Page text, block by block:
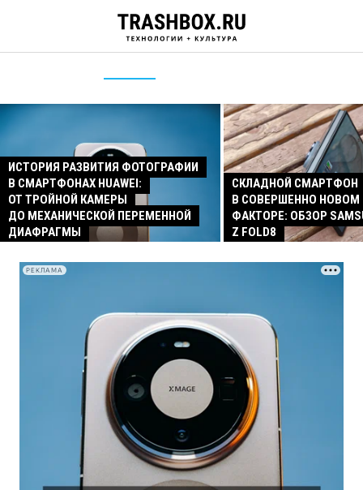
ИСТОРИЯ РАЗВИТИЯ ФОТОГРАФИИ
В СМАРТФОНАХ HUAWEI:
ОТ ТРОЙНОЙ КАМЕРЫ
ДО МЕХАНИЧЕСКОЙ ПЕРЕМЕННОЙ
ДИАФРАГМЫ
СКЛАДНОЙ СМАРТФОН
В СОВЕРШЕННО
ФАКТОРЕ: ОБЗОР
Z FOLD8
РЕКЛАМА